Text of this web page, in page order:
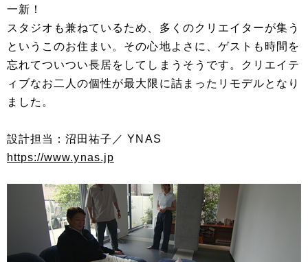
一新！
スタジオも兼ねているため、多くのクリエイターが集う
というこのお住まい。その心地よさに、ゲストも時間を
忘れてついつい長居をしてしまうそうです。クリエイテ
ィブなお二人の個性が最大限に詰まったリモデルとなり
ました。
設計担当：沼田祐子／ YNAS
https://www.ynas.jp